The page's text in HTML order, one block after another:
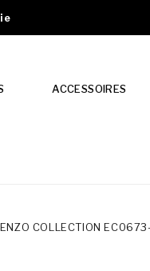
ACCESSOIRES
ENZO COLLECTION